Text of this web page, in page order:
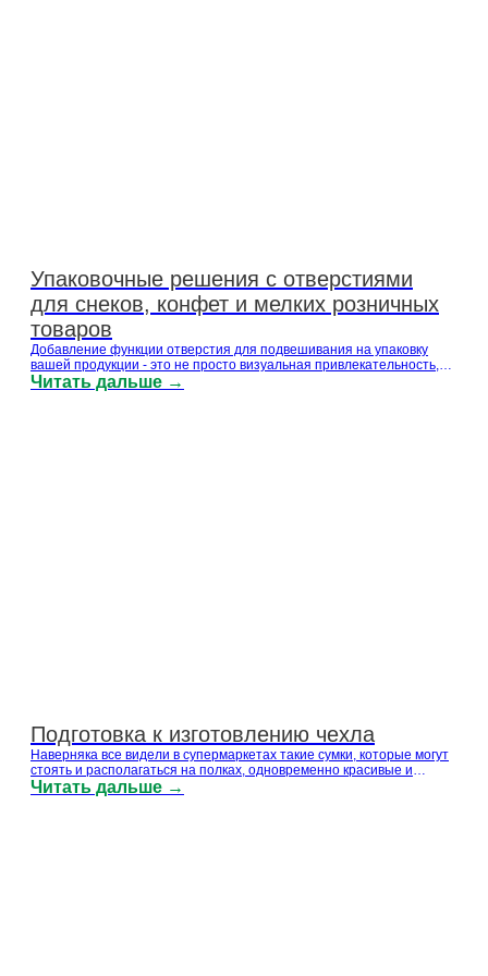
Упаковочные решения с отверстиями
для снеков, конфет и мелких розничных
товаров
Добавление функции отверстия для подвешивания на упаковку
вашей продукции - это не просто визуальная привлекательность,
но и инженерный вопрос. Неправильный дизайн отверстия или
некачественный ламинат могут привести к порванным пакетам на
Читать дальше →
Подготовка к изготовлению чехла
Наверняка все видели в супермаркетах такие сумки, которые могут
стоять и располагаться на полках, одновременно красивые и
практичные. Он может привлечь внимание с первого взгляда и
даже выделиться среди других товаров своим уникальным
Читать дальше →